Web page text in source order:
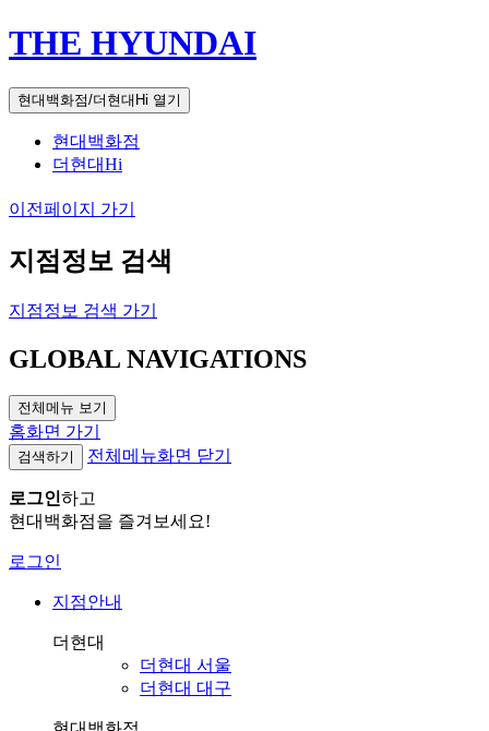
THE HYUNDAI
현대백화점/더현대Hi 열기
현대백화점
더현대Hi
이전페이지 가기
지점정보 검색
지점정보 검색 가기
GLOBAL NAVIGATIONS
전체메뉴 보기
홈화면 가기
검색하기 전체메뉴화면 닫기
로그인하고
현대백화점을 즐겨보세요!
로그인
지점안내
더현대
더현대 서울
더현대 대구